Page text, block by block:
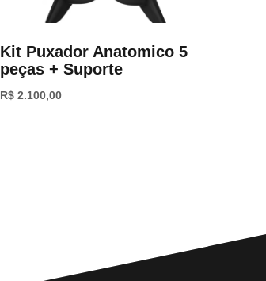
Kit Puxador Anatomico 5
peças + Suporte
R$2.100,00